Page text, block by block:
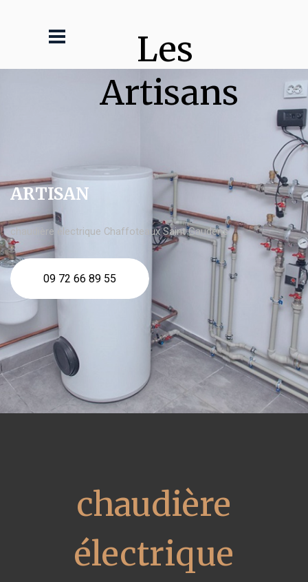
Les
Artisans
ARTISAN
chaudière électrique Chaffoteaux Saint Gaudens
09 72 66 89 55
chaudière
électrique